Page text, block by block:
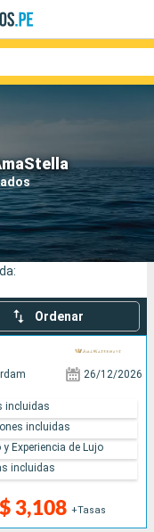
Compañías
Ordenar
26/12/2026
3,108 +Tasas
incluidas
incluidas
y Experiencia de Lujo
incluidas